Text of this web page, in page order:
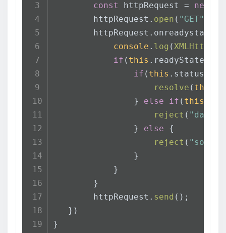
const
httpRequest = new
        httpRequest.
open ( "GET"
        httpRequest.
console . log (
if ( this . readyState
if ( this . status
resolve ( this
                }
else if ( this
reject ( "data
                }
else {
reject (
                }
            }
        }
        httpRequest.
send ();
   })
}